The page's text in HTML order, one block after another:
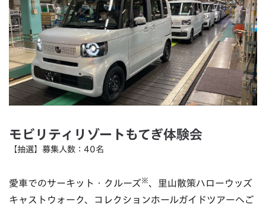
モビリティリゾートもてぎ体験会
【抽選】募集人数：40名
愛車でのサーキット・クルーズ※、里山散策ハローウッズ
キャストウォーク、コレクションホールガイドツアーへご